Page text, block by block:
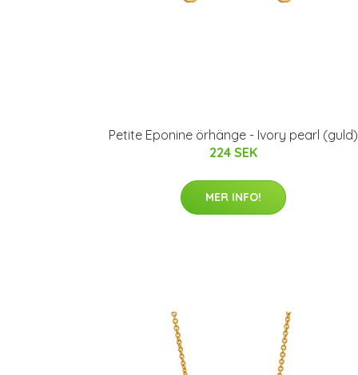
Petite Eponine örhänge - Ivory pearl (guld)
224 SEK
MER INFO!